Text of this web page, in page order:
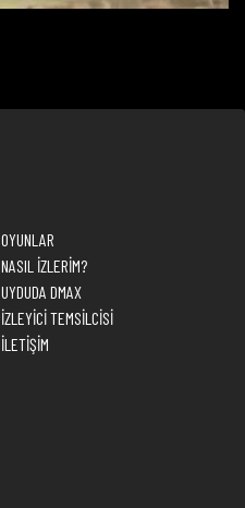
OYUNLAR
NASIL İZLERİM?
UYDUDA DMAX
İZLEYİCİ TEMSİLCİSİ
İLETİŞİM